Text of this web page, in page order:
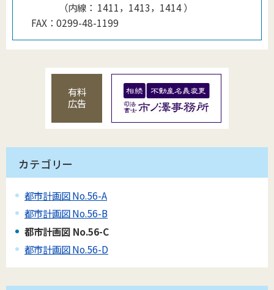
（内線 ： 1411，1413，1414）
FAX： 0299-48-1199
有料
広告
カテゴリー
都市計画図 No.56-A
都市計画図 No.56-B
都市計画図 No.56-C
都市計画図 No.56-D